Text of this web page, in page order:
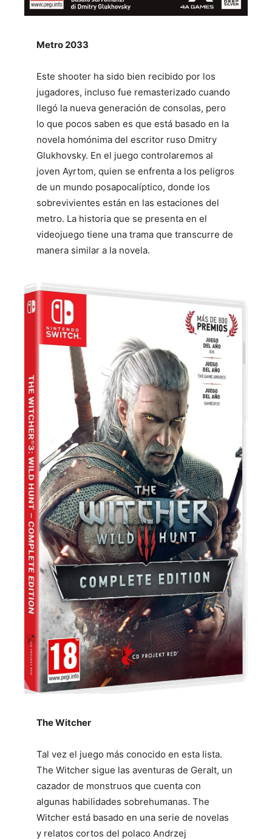
Metro 2033
Este shooter ha sido bien recibido por los
jugadores, incluso fue remasterizado cuando
llegó la nueva generación de consolas, pero
lo que pocos saben es que está basado en la
novela homónima del escritor ruso Dmitry
Glukhovsky. En el juego controlaremos al
joven Ayrtom, quien se enfrenta a los peligros
de un mundo posapocalíptico, donde los
sobrevivientes están en las estaciones del
metro. La historia que se presenta en el
videojuego tiene una trama que transcurre de
manera similar a la novela.
The Witcher
Tal vez el juego más conocido en esta lista.
The Witcher sigue las aventuras de Geralt, un
cazador de monstruos que cuenta con
algunas habilidades sobrehumanas. The
Witcher está basado en una serie de novelas
y relatos cortos del polaco Andrzej